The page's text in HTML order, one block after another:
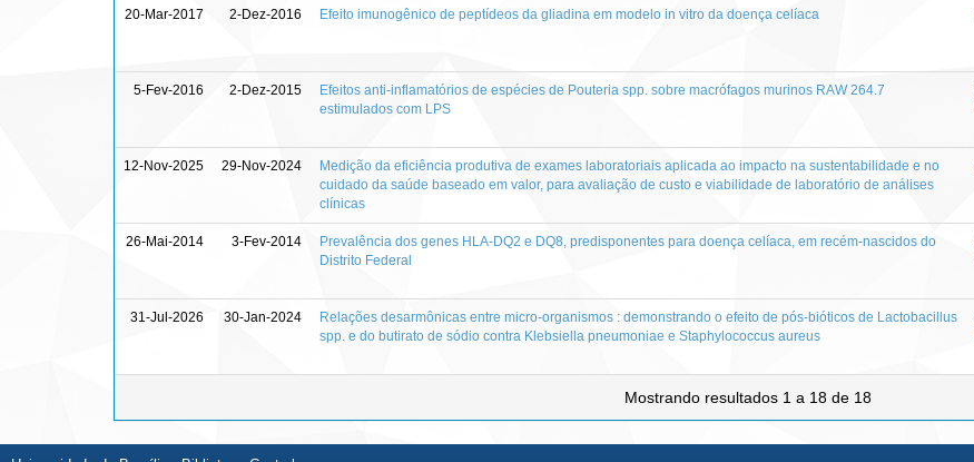
20-Mar-2017 2-Dez-2016 Efeito imunogênico de peptídeos da gliadina em modelo in vitro da doença celíaca
5-Fev-2016 2-Dez-2015
Efeitos anti-inflamatórios de espécies de Pouteria spp. sobre macrófagos murinos RAW 264.7
estimulados com LPS
12-Nov-2025 29-Nov-2024
Medição da eficiência produtiva de exames laboratoriais aplicada ao impacto na sustentabilidade e no
cuidado da saúde baseado em valor, para avaliação de custo e viabilidade de laboratório de análises
clínicas
26-Mai-2014 3-Fev-2014
Prevalência dos genes HLA-DQ2 e DQ8, predisponentes para doença celíaca, em recém-nascidos do
Distrito Federal
31-Jul-2026 30-Jan-2024
Relações desarmônicas entre micro-organismos : demonstrando o efeito de pós-bióticos de Lactobacillus
spp. e do butirato de sódio contra Klebsiella pneumoniae e Staphylococcus aureus
Mostrando resultados 1 a 18 de 18